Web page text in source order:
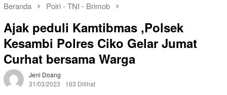
Beranda Polri - TNI - Brimob
Ajak peduli Kamtibmas ,Polsek
Kesambi Polres Ciko Gelar Jumat
Curhat bersama Warga
Jeni Doang
31/03/2023
163 Dilihat